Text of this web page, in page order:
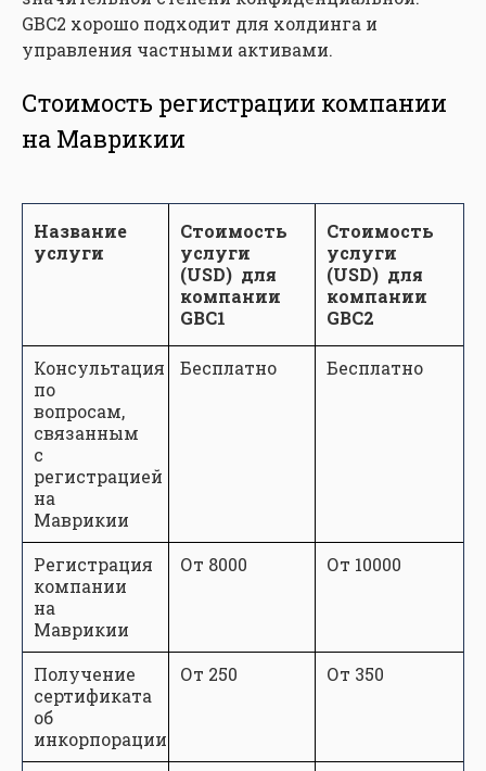
GBC2 хорошо подходит для холдинга и
управления частными активами.
Стоимость регистрации компании
на Маврикии
Название
услуги
Стоимость
услуги
(USD) для
компании
GBC1
Стоимость
услуги
(USD) для
компании
GBC2
Консультация
по
вопросам,
связанным
с
регистрацией
на
Маврикии
Бесплатно Бесплатно
Регистрация
компании
на
Маврикии
От 8000 От 10000
Получение
сертификата
об
инкорпорации
От 250 От 350